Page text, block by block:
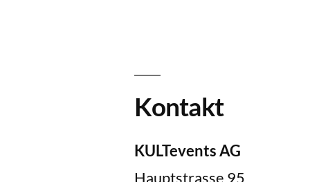
Kontakt
KULTevents AG
Hauptstrasse 95